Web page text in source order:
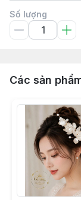
Số lượng
Các sản